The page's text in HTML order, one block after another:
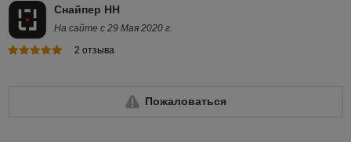
Снайпер НН
На сайте с 29 Мая 2020 г.
2 отзыва
Пожаловаться